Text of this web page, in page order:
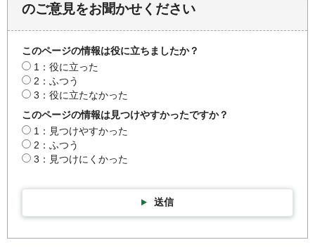
のご意見をお聞かせください
このページの情報は役に立ちましたか？
1：役に立った
2：ふつう
3：役に立たなかった
このページの情報は見つけやすかったですか？
1：見つけやすかった
2：ふつう
3：見つけにくかった
送信